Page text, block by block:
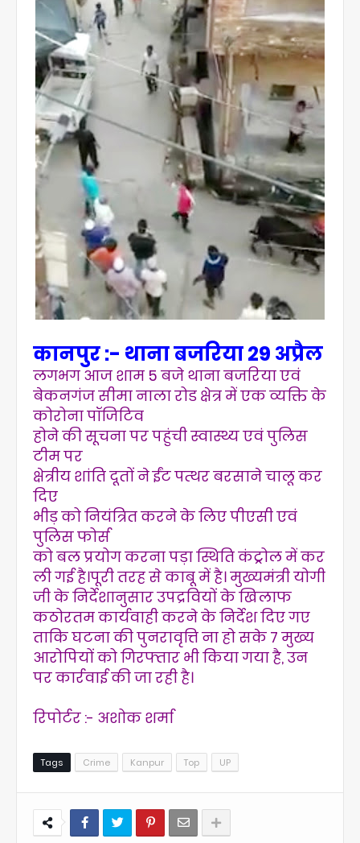
कानपुर :- थाना बजरिया 29 अप्रैल
लगभग आज शाम 5 बजे थाना बजरिया एवं
बेकनगंज सीमा नाला रोड क्षेत्र में एक व्यक्ति के
कोरोना पॉजिटिव
होने की सूचना पर पहुंची स्वास्थ्य एवं पुलिस
टीम पर
क्षेत्रीय शांति दूतों ने ईंट पत्थर बरसाने चालू कर
दिए
भीड़ को नियंत्रित करने के लिए पीएसी एवं
पुलिस फोर्स
को बल प्रयोग करना पड़ा स्थिति कंट्रोल में कर
ली गई है।पूरी तरह से काबू में है। मुख्यमंत्री योगी
जी के निर्देशानुसार उपद्रवियों के खिलाफ
कठोरतम कार्यवाही करने के निर्देश दिए गए
ताकि घटना की पुनरावृत्ति ना हो सके 7 मुख्य
आरोपियों को गिरफ्तार भी किया गया है, उन
पर कार्रवाई की जा रही है।
रिपोर्टर :- अशोक शर्मा
Tags Crime Kanpur Top UP